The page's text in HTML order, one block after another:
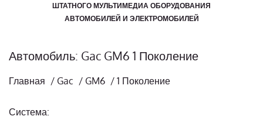
ШТАТНОГО МУЛЬТИМЕДИА ОБОРУДОВАНИЯ
АВТОМОБИЛЕЙ И ЭЛЕКТРОМОБИЛЕЙ
Автомобиль: Gac GM6 1 Поколение
Главная / Gac / GM6 / 1 Поколение
Система: